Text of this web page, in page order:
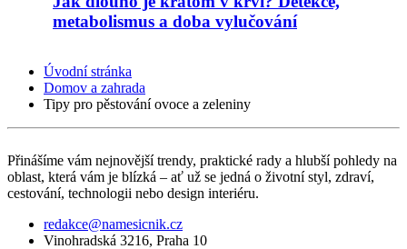
metabolismus a doba vylučování
Úvodní stránka
Domov a zahrada
Tipy pro pěstování ovoce a zeleniny
Přinášíme vám nejnovější trendy, praktické rady a hlubší pohledy na
oblast, která vám je blízká – ať už se jedná o životní styl, zdraví,
cestování, technologii nebo design interiéru.
redakce@namesicnik.cz
Vinohradská 3216, Praha 10